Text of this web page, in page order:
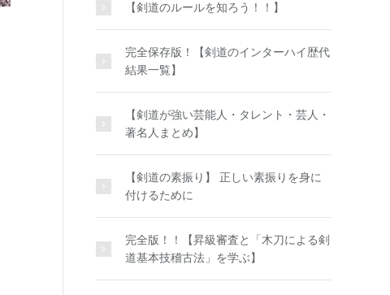
【剣道のルールを知ろう！！】
完全保存版！【剣道のインターハイ歴代
結果一覧】
【剣道が強い芸能人・タレント・芸人・
著名人まとめ】
【剣道の素振り】 正しい素振りを身に
付けるために
完全版！！【昇級審査と「木刀による剣
道基本技稽古法」を学ぶ】